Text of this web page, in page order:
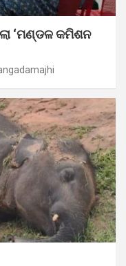
‘ମଣ୍ଡଳ କମିଶନ